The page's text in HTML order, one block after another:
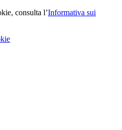
consulta l’Informativa sui